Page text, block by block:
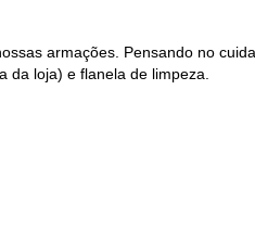
armações. Pensando no
da loja) e flanela de limpeza.